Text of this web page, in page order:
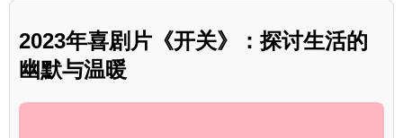
2023年喜剧片《开关》：探讨生活的
幽默与温暖